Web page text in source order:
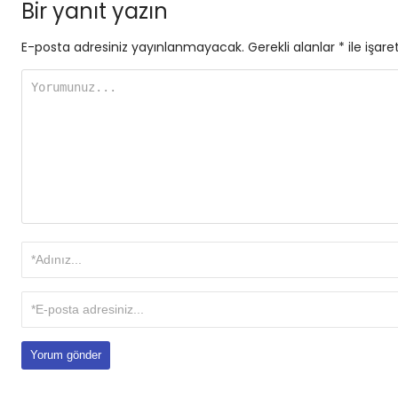
Bir yanıt yazın
E-posta adresiniz yayınlanmayacak. Gerekli alanlar * ile